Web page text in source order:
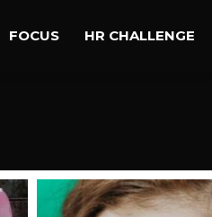
FOCUS HR CHALLENGE